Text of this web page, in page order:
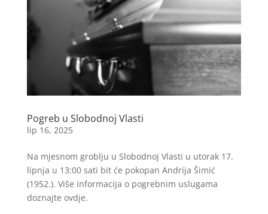
Pogreb u Slobodnoj Vlasti
lip 16, 2025
Na mjesnom groblju u Slobodnoj Vlasti u utorak 17.
lipnja u 13:00 sati bit će pokopan Andrija Šimić
(1952.). Više informacija o pogrebnim uslugama
doznajte ovdje.